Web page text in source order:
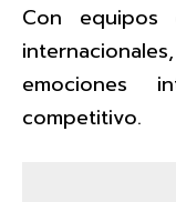
Con
emociones
competitivo.